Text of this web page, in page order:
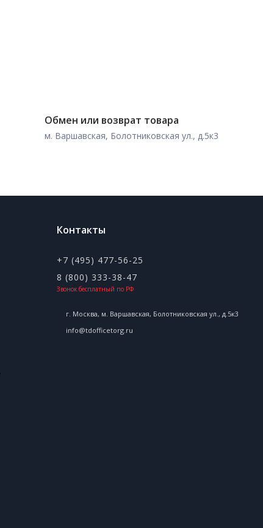
Обмен или возврат товара
м. Варшавская, Болотниковская ул., д.5к3
Контакты
+7 (495) 477-56-25
8 (800) 333-38-47
Звонок бесплатный по РФ
г. Москва, м. Варшавская, Болотниковская ул., д.5к3
info@tdofficetorg.ru